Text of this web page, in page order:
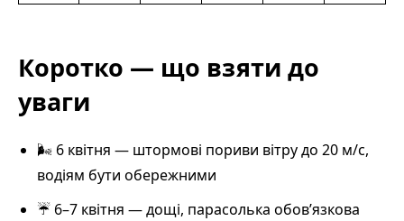
Коротко — що взяти до
уваги
🌬 6 квітня — штормові пориви вітру до 20 м/с,
водіям бути обережними
☔ 6–7 квітня — дощі, парасолька обов’язкова